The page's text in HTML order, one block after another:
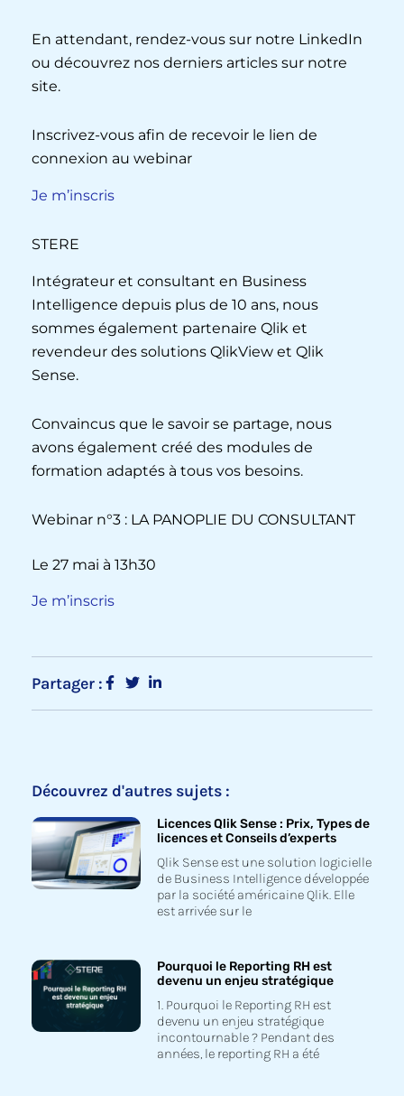
En attendant, rendez-vous sur notre LinkedIn
ou découvrez nos derniers articles sur notre
site.
Inscrivez-vous afin de recevoir le lien de
connexion au webinar
Je m’inscris
STERE
Intégrateur et consultant en Business
Intelligence depuis plus de 10 ans, nous
sommes également partenaire Qlik et
revendeur des solutions QlikView et Qlik
Sense.
Convaincus que le savoir se partage, nous
avons également créé des modules de
formation adaptés à tous vos besoins.
Webinar n°3 : LA PANOPLIE DU CONSULTANT
Le 27 mai à 13h30
Je m’inscris
Partager :
Découvrez d'autres sujets :
Licences Qlik Sense : Prix, Types de
licences et Conseils d’experts
Qlik Sense est une solution logicielle
de Business Intelligence développée
par la société américaine Qlik. Elle
est arrivée sur le
Pourquoi le Reporting RH est
devenu un enjeu stratégique
1. Pourquoi le Reporting RH est
devenu un enjeu stratégique
incontournable ? Pendant des
années, le reporting RH a été